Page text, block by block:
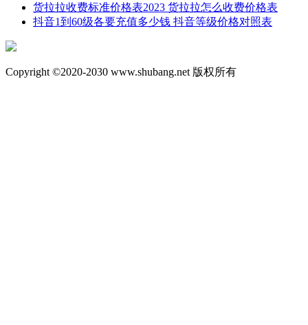
货拉拉收费标准价格表2023 货拉拉怎么收费价格表
抖音1到60级各要充值多少钱 抖音等级价格对照表
Copyright ©2020-2030 www.shubang.net 版权所有